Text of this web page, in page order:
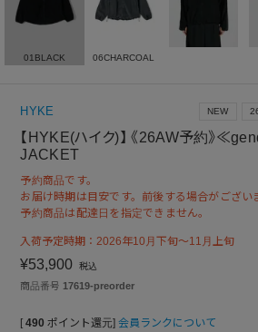
01BLACK 06CHARCOAL
HYKE
【HYKE(ハイク)】 《26AW予約》
JACKET
予約商品です。
お届け時期は目安です。前後する場合がござい
予約商品は配達日を指定できません。
入荷予定時期：2026年10月下旬～11月上旬
¥53,900 税込
NEW
商品番号 17619-preorder
[ 490 ポイント還元] 会員ランクについて